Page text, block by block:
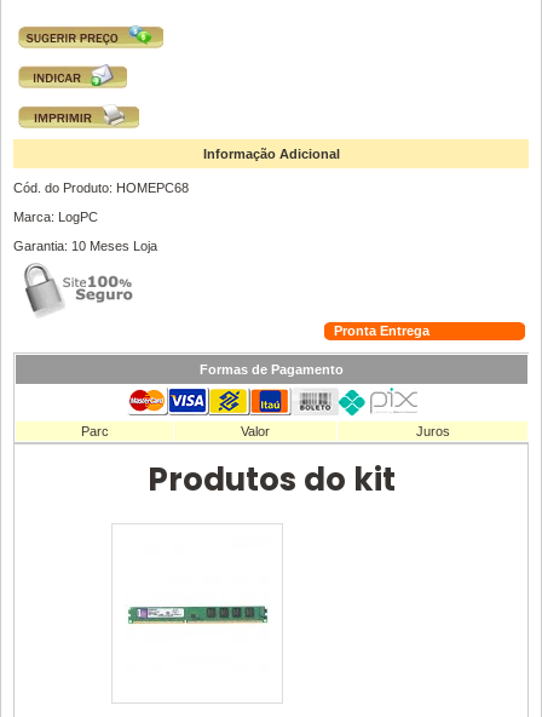
Informação Adicional
Cód. do Produto: HOMEPC68
Marca: LogPC
Garantia: 10 Meses Loja
Pronta Entrega
Formas de Pagamento
Parc Valor Juros
Produtos do kit